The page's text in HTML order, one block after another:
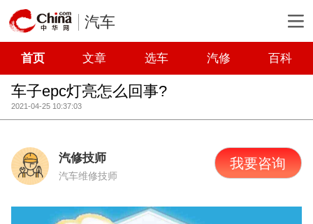
汽车
首页 文章 选车 汽修 百科
车子epc灯亮怎么回事?
2021-04-25 10:37:03
汽修技师
汽车维修技师
我要咨询